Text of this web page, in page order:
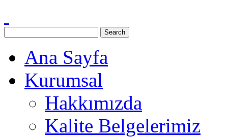
Ana Sayfa
Kurumsal
Hakkımızda
Kalite Belgelerimiz